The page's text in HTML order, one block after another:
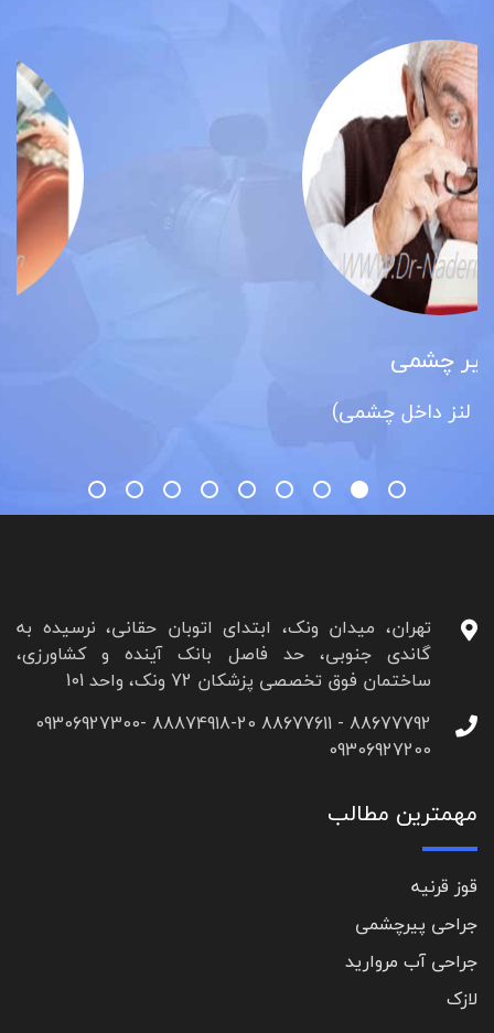
تهران، میدان ونک، ابتدای اتوبان حقانی، نرسیده به
گاندی جنوبی، حد فاصل بانک آینده و کشاورزی،
ساختمان فوق تخصصی پزشکان 72 ونک، واحد 101
88677792 - 88677611 88874918-20 09306927300-
09306927200
مهمترین مطالب
قوز قرنیه
جراحی پیرچشمی
جراحی آب مروارید
لازک